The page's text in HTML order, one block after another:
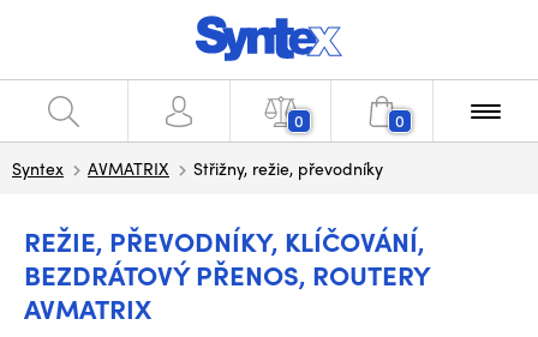
0 0
Syntex AVMATRIX Střižny, režie, převodníky
REŽIE, PŘEVODNÍKY, KLÍČOVÁNÍ,
BEZDRÁTOVÝ PŘENOS, ROUTERY
AVMATRIX